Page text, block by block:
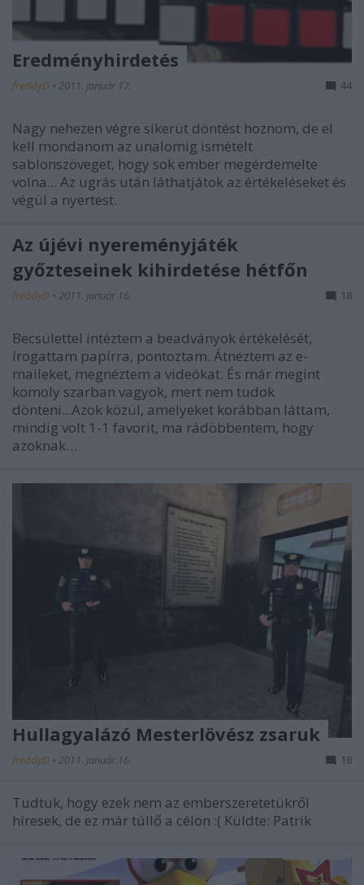
Eredményhirdetés
freddyD • 2011. január 17. 44
Nagy nehezen végre sikerüt döntést hoznom, de el
kell mondanom az unalomig ismételt
sablonszöveget, hogy sok ember megérdemelte
volna... Az ugrás után láthatjátok az értékeléseket és
végül a nyertest.
Az újévi nyereményjáték
győzteseinek kihirdetése hétfőn
freddyD • 2011. január 16. 18
Becsülettel intéztem a beadványok értékelését,
írogattam papírra, pontoztam. Átnéztem az e-
maileket, megnéztem a videókat. És már megint
komoly szarban vagyok, mert nem tudok
dönteni...Azok közül, amelyeket korábban láttam,
mindig volt 1-1 favorit, ma rádöbbentem, hogy
azoknak…
Hullagyalázó Mesterlövész zsaruk
freddyD • 2011. január 16. 18
Tudtuk, hogy ezek nem az emberszeretetükről
híresek, de ez már túllő a célon :( Küldte: Patrik